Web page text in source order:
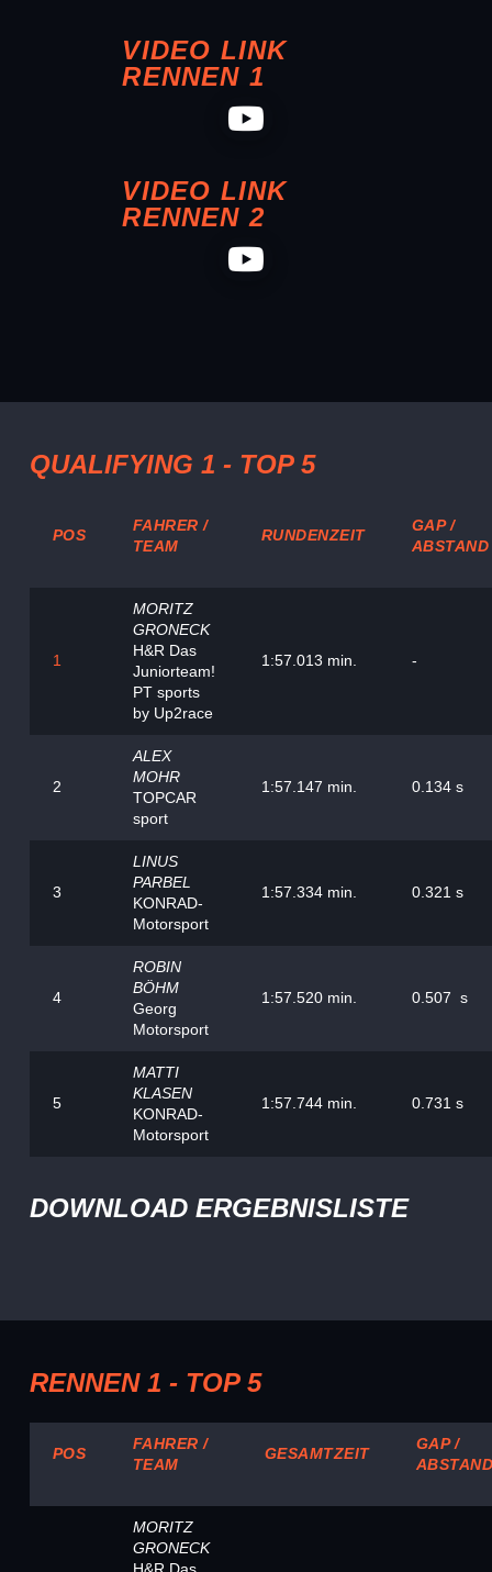
VIDEO LINK
RENNEN 1
VIDEO LINK
RENNEN 2
QUALIFYING 1 - TOP 5
POS
FAHRER /
TEAM
RUNDENZEIT
GAP /
ABSTAND
1
MORITZ
GRONECK
H&R Das
Juniorteam!
PT sports
by Up2race
1:57.013 min. -
2
ALEX
MOHR
TOPCAR
sport
1:57.147 min. 0.134 s
3
LINUS
PARBEL
KONRAD-
Motorsport
1:57.334 min. 0.321 s
4
ROBIN
BÖHM
Georg
Motorsport
1:57.520 min. 0.507 s
5
MATTI
KLASEN
KONRAD-
Motorsport
1:57.744 min. 0.731 s
DOWNLOAD ERGEBNISLISTE
RENNEN 1 - TOP 5
POS
FAHRER /
TEAM
GESAMTZEIT
GAP /
MORITZ
GRONECK